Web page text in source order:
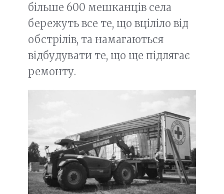
більше 600 мешканців села
бережуть все те, що вціліло від
обстрілів, та намагаються
відбудувати те, що ще підлягає
ремонту.